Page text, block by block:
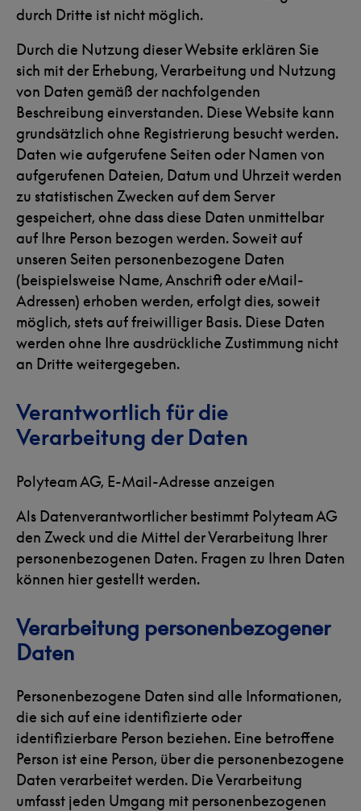
durch Dritte ist nicht möglich.
Durch die Nutzung dieser Website erklären Sie
sich mit der Erhebung, Verarbeitung und Nutzung
von Daten gemäß der nachfolgenden
Beschreibung einverstanden. Diese Website kann
grundsätzlich ohne Registrierung besucht werden.
Daten wie aufgerufene Seiten oder Namen von
aufgerufenen Dateien, Datum und Uhrzeit werden
zu statistischen Zwecken auf dem Server
gespeichert, ohne dass diese Daten unmittelbar
auf Ihre Person bezogen werden. Soweit auf
unseren Seiten personenbezogene Daten
(beispielsweise Name, Anschrift oder eMail-
Adressen) erhoben werden, erfolgt dies, soweit
möglich, stets auf freiwilliger Basis. Diese Daten
werden ohne Ihre ausdrückliche Zustimmung nicht
an Dritte weitergegeben.
Verantwortlich für die
Verarbeitung der Daten
Polyteam AG, E-Mail-Adresse anzeigen
Als Datenverantwortlicher bestimmt Polyteam AG
den Zweck und die Mittel der Verarbeitung Ihrer
personenbezogenen Daten. Fragen zu Ihren Daten
können hier gestellt werden.
Verarbeitung personenbezogener
Daten
Personenbezogene Daten sind alle Informationen,
die sich auf eine identifizierte oder
identifizierbare Person beziehen. Eine betroffene
Person ist eine Person, über die personenbezogene
Daten verarbeitet werden. Die Verarbeitung
umfasst jeden Umgang mit personenbezogenen